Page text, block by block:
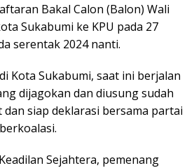
Bakal Calon (Balon) Wali
Sukabumi ke KPU pada 27
serentak 2024 nanti.
Kota Sukabumi, saat ini berjalan
dijagokan dan diusung sudah
siap deklarasi bersama partai
Sejahtera, pemenang